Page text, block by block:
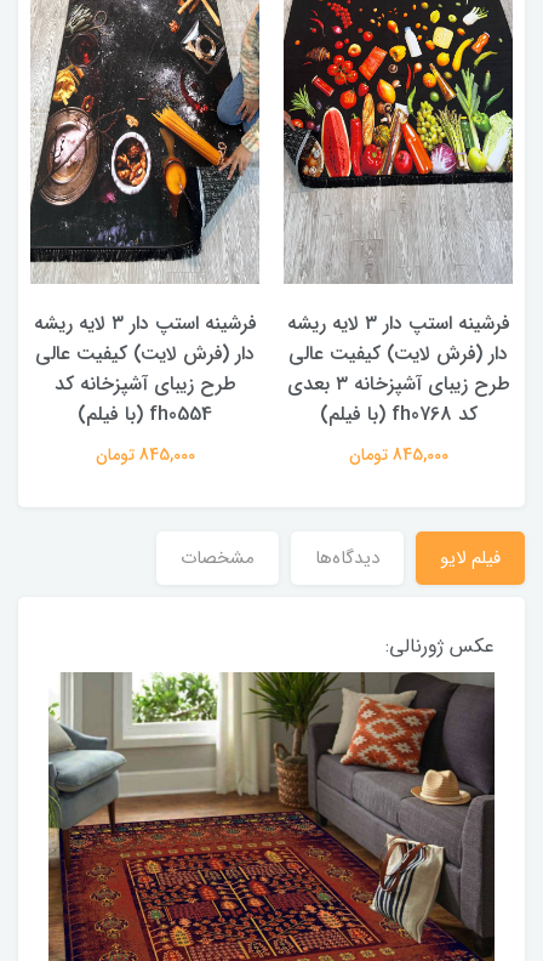
فرشینه استپ دار ۳ لایه ریشه
دار (فرش لایت) کیفیت عالی
طرح زیبای آشپزخانه ۳ بعدی
کد fh0768 (با فیلم)
845,000 تومان
فرشینه استپ دار ۳ لایه ریشه
دار (فرش لایت) کیفیت عالی
طرح زیبای آشپزخانه کد
fh0554 (با فیلم)
845,000 تومان
فیلم لایو دیدگاه‌ها مشخصات
عکس ژورنالی: